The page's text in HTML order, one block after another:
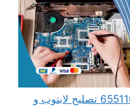
مهندس كمبيوتر الصليبية 65511033 تصليح لابتوب و